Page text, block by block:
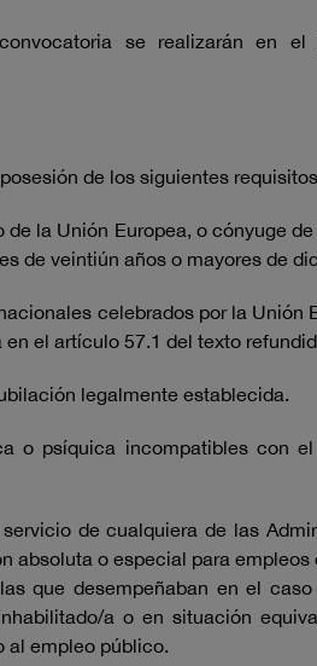
se realizarán en
de los siguientes
la Unión Europea, o cónyuge
de veintiún años o mayores de
celebrados por la
el artículo 57.1 del texto
legalmente establecida.
o psíquica incompatibles con
de cualquiera de las
o especial para
que desempeñaban en el
a o en situación
al empleo público.